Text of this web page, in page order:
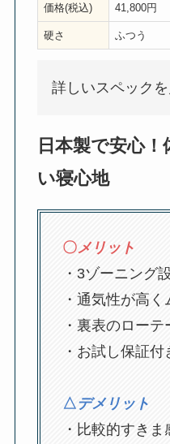
価格(税込) 41,800円
硬さ ふつう
詳しいスペック
日本製で安心
い寝心地
〇メリット
・3ゾーニング
・通気性が高
・裏表のロー
・お試し保証
△ デメリット
・比較的すきま